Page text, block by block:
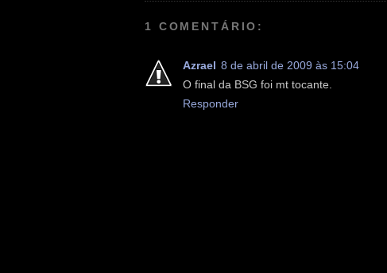
1 COMENTÁRIO:
Azrael 8 de abril de 2009 às 15:04
O final da BSG foi mt tocante.
Responder